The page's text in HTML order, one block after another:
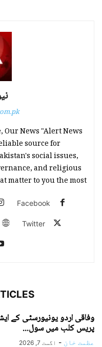
Our News "Alert News
source for
social issues,
and religious
matter to you the most."
Facebook
Twitter
وفاقی اردو یونیورسٹی کے
پریس کلب میں سول...
عظمت خان - اگست 7, 2026